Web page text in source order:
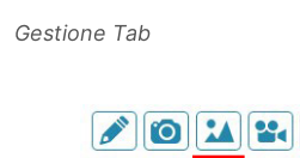
Gestione Tab